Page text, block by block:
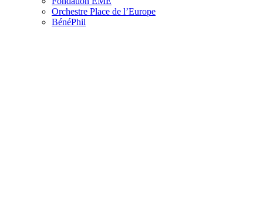
Orchestre Place de l’Europe
BénéPhil